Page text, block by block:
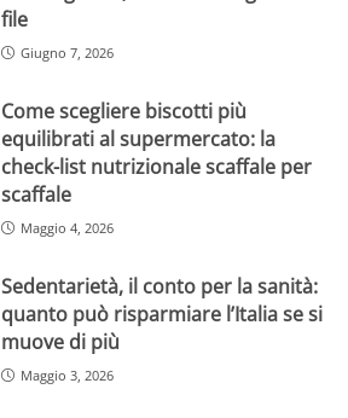
file
Giugno 7, 2026
Come scegliere biscotti più
equilibrati al supermercato: la
check-list nutrizionale scaffale per
scaffale
Maggio 4, 2026
Sedentarietà, il conto per la sanità:
quanto può risparmiare l’Italia se si
muove di più
Maggio 3, 2026